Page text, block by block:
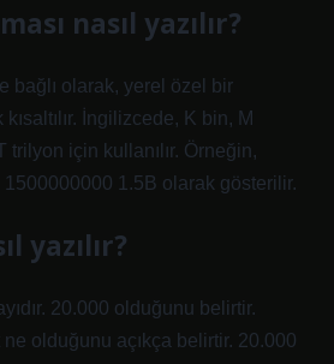
nasıl yazılır?
bağlı olarak, yerel özel bir
kısaltılır. İngilizcede, K bin, M
trilyon için kullanılır. Örneğin,
1.5B olarak gösterilir.
yazılır?
20.000 olduğunu belirtir.
olduğunu açıkça belirtir. 20.000